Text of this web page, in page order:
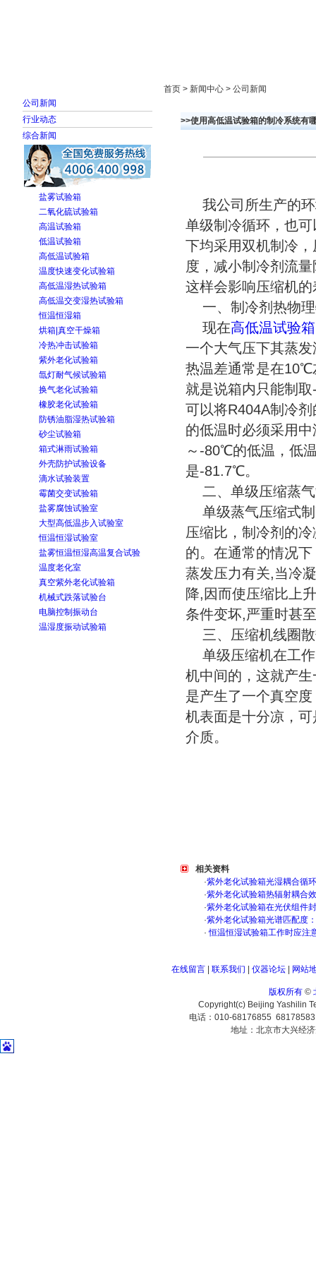
公司新闻
行业动态
综合新闻
盐雾试验箱
二氧化硫试验箱
高温试验箱
低温试验箱
高低温试验箱
温度快速变化试验箱
高低温湿热试验箱
高低温交变湿热试验箱
恒温恒湿箱
烘箱|真空干燥箱
冷热冲击试验箱
紫外老化试验箱
氙灯耐气候试验箱
换气老化试验箱
橡胶老化试验箱
防锈油脂湿热试验箱
砂尘试验箱
箱式淋雨试验箱
外壳防护试验设备
滴水试验装置
霉菌交变试验箱
盐雾腐蚀试验室
大型高低温步入试验室
恒温恒湿试验室
盐雾恒温恒湿高温复合试验
温度老化室
真空紫外老化试验箱
机械式跌落试验台
电脑控制振动台
温湿度振动试验箱
首页 > 新闻中心 > 公司新闻
>>使用高低温试验箱的制冷系统有
我公司所生产的环
单级制冷循环，也
下均采用双机制冷
度，减小制冷剂流
这样会影响压缩机
一、制冷剂热物理
现在高低温试验箱
一个大气压下其蒸
热温差通常是在10℃
就是说箱内只能制
可以将R404A制冷
的低温时必须采用
～-80℃的低温，低
是-81.7℃。
二、单级压缩蒸气
单级蒸气压缩式制
压缩比，制冷剂的
的。在通常的情况
蒸发压力有关,当冷
降,因而使压缩比上
条件变坏,严重时甚
三、压缩机线圈散
单级压缩机在工作
机中间的，这就产
是产生了一个真空
机表面是十分凉，
介质。
相关资料
·紫外老化试验箱光湿耦合循
·紫外老化试验箱热辐射耦合
·紫外老化试验箱在光伏组件
·紫外老化试验箱光谱匹配度
· 恒温恒湿试验箱工作时应注
在线留言| 联系我们 仪器论坛| 网站
版权所有©
Copyright(c) Beijing Yashilin
电话：010-68176855
地址：北京市大兴经